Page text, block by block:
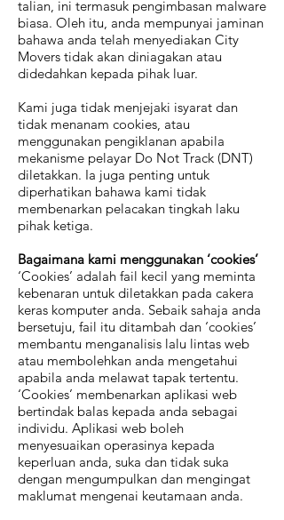
talian, ini termasuk pengimbasan malware
biasa. Oleh itu, anda mempunyai jaminan
bahawa anda telah menyediakan City
Movers tidak akan diniagakan atau
didedahkan kepada pihak luar.
Kami juga tidak menjejaki isyarat dan
tidak menanam cookies, atau
menggunakan pengiklanan apabila
mekanisme pelayar Do Not Track (DNT)
diletakkan. Ia juga penting untuk
diperhatikan bahawa kami tidak
membenarkan pelacakan tingkah laku
pihak ketiga.
Bagaimana kami menggunakan ‘cookies’
‘Cookies’ adalah fail kecil yang meminta
kebenaran untuk diletakkan pada cakera
keras komputer anda. Sebaik sahaja anda
bersetuju, fail itu ditambah dan ‘cookies’
membantu menganalisis lalu lintas web
atau membolehkan anda mengetahui
apabila anda melawat tapak tertentu.
‘Cookies’ membenarkan aplikasi web
bertindak balas kepada anda sebagai
individu. Aplikasi web boleh
menyesuaikan operasinya kepada
keperluan anda, suka dan tidak suka
dengan mengumpulkan dan mengingat
maklumat mengenai keutamaan anda.